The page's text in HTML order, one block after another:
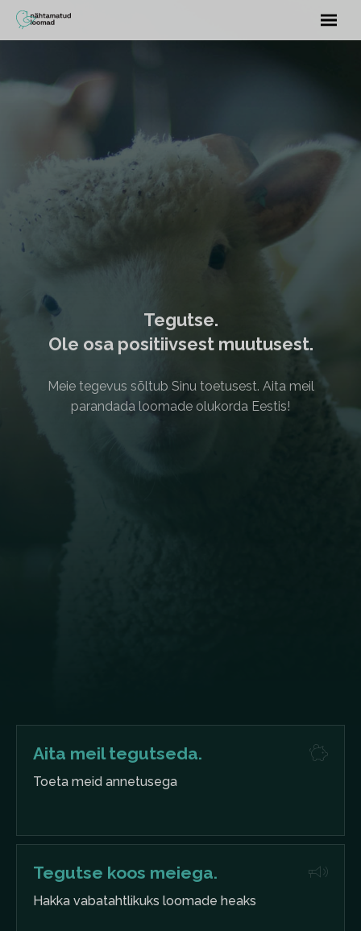
Tegutse.
Ole osa positiivsest muutusest.
Meie tegevus sõltub Sinu toetusest. Aita meil
parandada loomade olukorda Eestis!
Aita meil tegutseda.
Toeta meid annetusega
Tegutse koos meiega.
Hakka vabatahtlikuks loomade heaks